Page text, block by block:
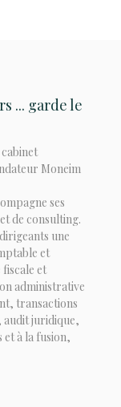
... garde le
Moneim
ses
de consulting.
une
et
fiscale et
administrative
transactions
audit juridique,
à la fusion,